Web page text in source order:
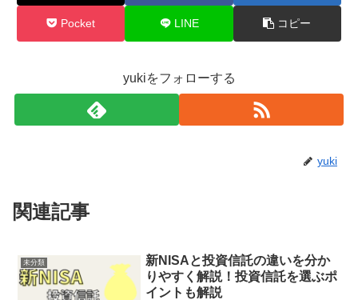
Pocket LINE コピー
yukiをフォローする
yuki
関連記事
未分類
新NISAと投資信託の違いを分か
りやすく解説！投資信託を選ぶポ
イントも解説